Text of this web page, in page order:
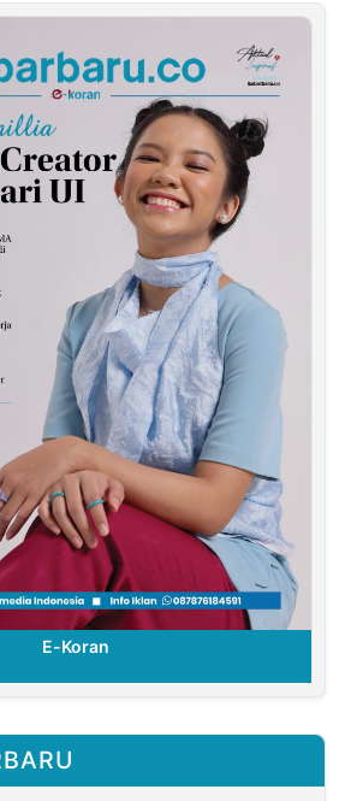
E-Koran